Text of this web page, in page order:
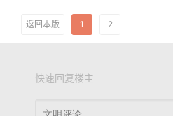
返回本版 1 2
快速回复楼主